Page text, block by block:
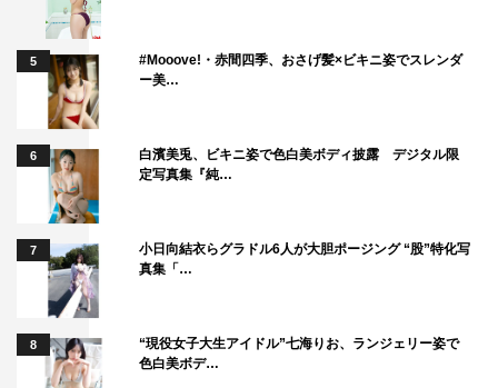
5
#Mooove!・赤間四季、おさげ髪×ビキニ姿でスレンダ
ー美…
6
白濱美兎、ビキニ姿で色白美ボディ披露 デジタル限
定写真集『純…
7
小日向結衣らグラドル6人が大胆ポージング “股”特化写
真集「…
8
“現役女子大生アイドル”七海りお、ランジェリー姿で
色白美ボデ…